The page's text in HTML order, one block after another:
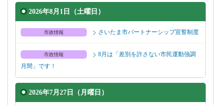
2026年8月1日（土曜日）
市政情報 さいたま市パートナーシップ宣誓制度
市政情報
8月は「差別を許さない市民運動強調
月間」です！
2026年7月27日（月曜日）